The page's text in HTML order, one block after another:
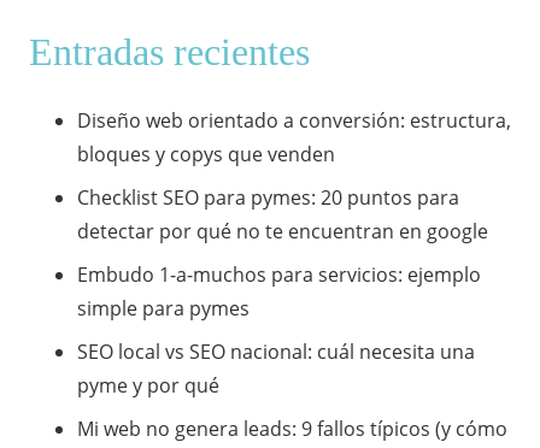
Entradas recientes
Diseño web orientado a conversión: estructura,
bloques y copys que venden
Checklist SEO para pymes: 20 puntos para
detectar por qué no te encuentran en google
Embudo 1-a-muchos para servicios: ejemplo
simple para pymes
SEO local vs SEO nacional: cuál necesita una
pyme y por qué
Mi web no genera leads: 9 fallos típicos (y cómo